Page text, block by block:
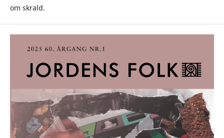
om skrald.